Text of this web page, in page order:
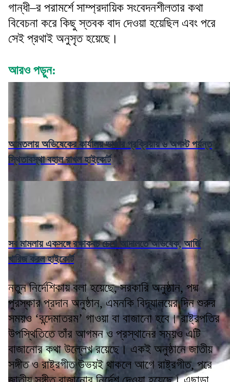
গান্ধী–র পরামর্শে সাম্প্রদায়িক সংবেদনশীলতার কথা
বিবেচনা করে কিছু স্তবক বাদ দেওয়া হয়েছিল এবং পরে
সেই প্রথাই অনুসৃত হয়েছে।
আরও পড়ুন:
আমতলায় অভিষেকের কার্যালয় ভাঙার প্রক্রিয়ায় ৬ অগস্ট পর্যন্ত
স্থিতাবস্থা বহাল রাখল হাইকোর্ট
সব মামলায় একসঙ্গে রক্ষাকবচ চেয়ে আদালতে অভিষেক, আর্জি
খারিজ করল হাইকোর্ট
নতুন নির্দেশিকায় বলা হয়েছে, সরকারি অনুষ্ঠান, পদ্ম
পুরস্কার প্রদান অনুষ্ঠান, এমনকি বিদ্যালয়ের দিন শুরুর
সময়ও ‘বন্দেমাতরম’ গাওয়া বা বাজানো হবে। রাষ্ট্রপতির
উপস্থিতিতে তাঁর আগমন ও প্রস্থানের সময়ও এটি
বাজানোর কথা উল্লেখ রয়েছে। একই অনুষ্ঠানে জাতীয়
সঙ্গীত ও রাষ্ট্রগীত উভয়ই থাকলে আগে রাষ্ট্রগীত, পরে